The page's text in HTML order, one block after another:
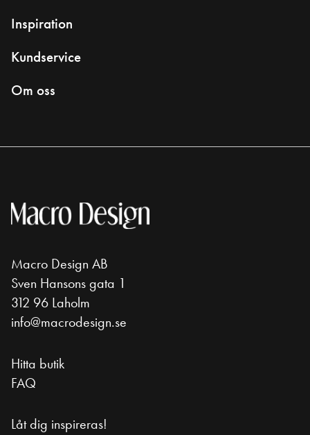
Inspiration
Kundservice
Om oss
Macro Design AB
Sven Hansons gata 1
312 96 Laholm
info@macrodesign.se
Hitta butik
FAQ
Låt dig inspireras!